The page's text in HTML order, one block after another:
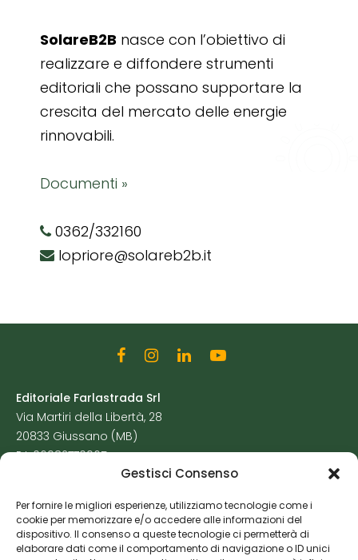
Gestisci Consenso
Per fornire le migliori esperienze, utilizziamo tecnologie come i
cookie per memorizzare e/o accedere alle informazioni del
dispositivo. Il consenso a queste tecnologie ci permetterà di
elaborare dati come il comportamento di navigazione o ID unici
SolareB2B nasce con l’obiettivo di
realizzare e diffondere strumenti
editoriali che possano supportare la
crescita del mercato delle energie
rinnovabili.
Documenti »
0362/332160
lopriore@solareb2b.it
Editoriale Farlastrada Srl
Via Martiri della Libertà, 28
20833 Giussano (MB)
P.I. 06982770965
Cookie Policy
Risorse Aggiuntive